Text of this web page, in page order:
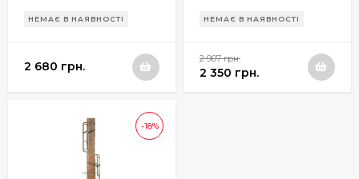
НЕМАЄ В НАЯВНОСТІ
2 680 грн.
Chair&Cover sistem AP
НЕМАЄ В НАЯВНОСТІ
2 907 грн.
2 350 грн.
-18%